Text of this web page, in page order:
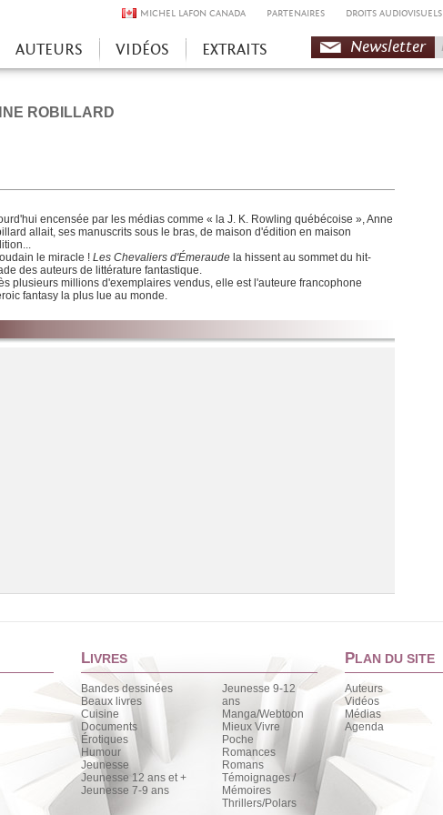
MICHEL LAFON CANADA PARTENAIRES DROITS AUDIOVISUELS
AUTEURS VIDÉOS EXTRAITS Newsletter
ROBILLARD
encensée par les médias comme « la J. K. Rowling québécoise », Anne
allait, ses manuscrits sous le bras, de maison d'édition en maison
le miracle ! Les Chevaliers d'Émeraude la hissent au sommet du hit-
des auteurs de littérature fantastique.
plusieurs millions d'exemplaires vendus, elle est l'auteure francophone
fantasy la plus lue au monde.
Chargement de la liste
LIVRES
Bandes dessinées
Beaux livres
Cuisine
Documents
Érotiques
Humour
Jeunesse
Jeunesse 12 ans et +
Jeunesse 7-9 ans
Jeunesse 9-12
ans
Manga/Webtoon
Mieux Vivre
Poche
Romances
Romans
Témoignages /
Mémoires
Thrillers/Polars
PLAN DU SITE
Auteurs
Vidéos
Médias
Agenda